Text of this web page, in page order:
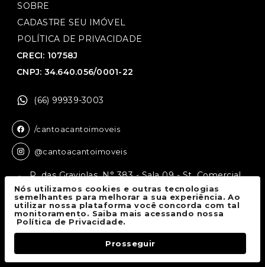
SOBRE
CADASTRE SEU IMÓVEL
POLÍTICA DE PRIVACIDADE
CRECI: 10758J
CNPJ: 34.640.056/0001-22
(66) 99939-3003
/cantoacantoimoveis
@cantoacantoimoveis
R. das Graviolas, N° 383 - Sala 09 - St. Comercial,
Sinop - MT, 78550-136
Canto a Canto Imóveis© 2026.
Todos os direitos reservados.
Nós utilizamos cookies e outras tecnologias
semelhantes para melhorar a sua experiência. Ao
utilizar nossa plataforma você concorda com tal
monitoramento. Saiba mais acessando nossa
Política de Privacidade.
Prosseguir